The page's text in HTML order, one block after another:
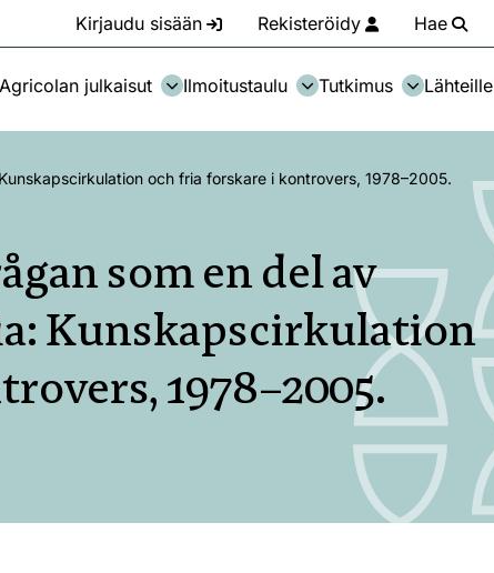
Kirjaudu sisään Rekisteröidy Hae
Agricolan julkaisut Ilmoitustaulu Tutkimus Lähteille
och fria forskare i kontrovers, 1978–2005.
som en del av
Kunskapscirkulation
1978–2005.